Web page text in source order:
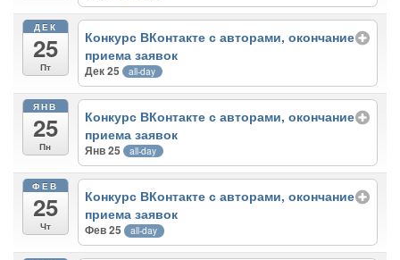
ДЕК
25
Пт
Конкурс ВКонтакте с авторами, окончание
приема заявок
Дек 25 all-day
ЯНВ
25
Пн
Конкурс ВКонтакте с авторами, окончание
приема заявок
Янв 25 all-day
ФЕВ
25
Чт
Конкурс ВКонтакте с авторами, окончание
приема заявок
Фев 25 all-day